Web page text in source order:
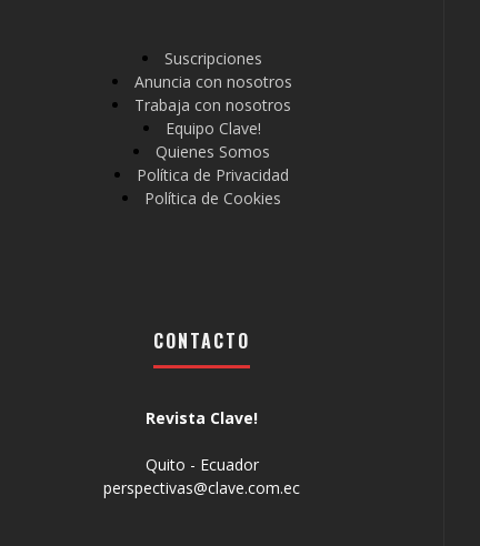
Suscripciones
Anuncia con nosotros
Trabaja con nosotros
Equipo Clave!
Quienes Somos
Política de Privacidad
Política de Cookies
CONTACTO
Revista Clave!
Quito - Ecuador
perspectivas@clave.com.ec